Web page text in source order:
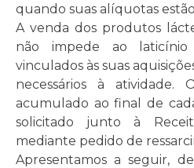
quando suas alíquotas
A venda dos produtos
não impede ao
vinculados às suas
necessários à
acumulado ao final de
solicitado junto à
mediante pedido de
Apresentamos a seguir,